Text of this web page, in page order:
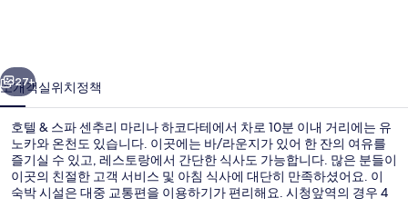
리
마
리
나
하
27+
소개객실위치정책
호텔 & 스파 센추리 마리나 하코다테에서 차로 10분 이내 거리에는 유
노카와 온천도 있습니다. 이곳에는 바/라운지가 있어 한 잔의 여유를
즐기실 수 있고, 레스토랑에서 간단한 식사도 가능합니다. 많은 분들이
이곳의 친절한 고객 서비스 및 아침 식사에 대단히 만족하셨어요. 이
숙박 시설은 대중 교통편을 이용하기가 편리해요. 시청앞역의 경우 4